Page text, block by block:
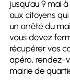
jusqu’au 9 mai
aux citoyens
un arrêté du
vous devez
récupérer vos
apéro, rendez-
mairie de